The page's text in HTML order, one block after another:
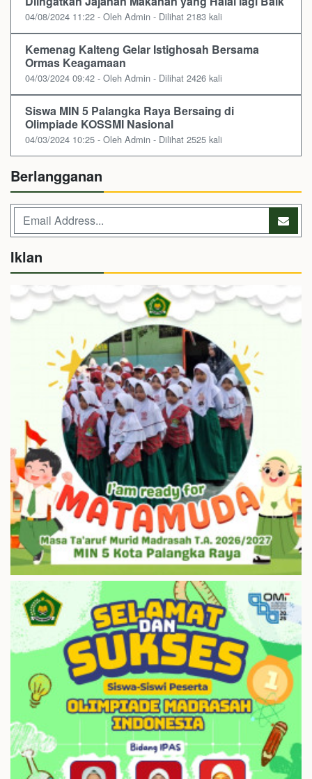
04/08/2024 11:22 - Oleh Admin - Dilihat 2183 kali
Kemenag Kalteng Gelar Istighosah Bersama
Ormas Keagamaan
04/03/2024 09:42 - Oleh Admin - Dilihat 2426 kali
Siswa MIN 5 Palangka Raya Bersaing di
Olimpiade KOSSMI Nasional
04/03/2024 10:25 - Oleh Admin - Dilihat 2525 kali
Berlangganan
Iklan